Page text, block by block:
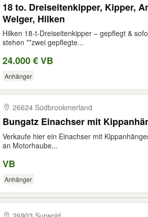
18 to. Dreiseitenkipper, Kipper,
Welger, Hilken
Hilken 18-t-Dreiseitenkipper – gepflegt &
stehen **zwei gepflegte...
24.000 € VB
Anhänger
26624 Südbrookmerland
Bungatz Einachser mit
Verkaufe hier ein Einachser mit
an Motorhaube...
VB
Anhänger